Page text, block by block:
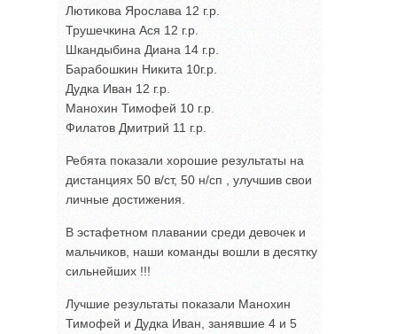
Лютикова Ярослава 12 г.р.
Трушечкина Ася 12 г.р.
Шкандыбина Диана 14 г.р.
Барабошкин Никита 10г.р.
Дудка Иван 12 г.р.
Манохин Тимофей 10 г.р.
Филатов Дмитрий 11 г.р.
Ребята показали хорошие результаты на
дистанциях 50 в/ст, 50 н/сп , улучшив свои
личные достижения.
В эстафетном плавании среди девочек и
мальчиков, наши команды вошли в десятку
сильнейших !!!
Лучшие результаты показали Манохин
Тимофей и Дудка Иван, занявшие 4 и 5